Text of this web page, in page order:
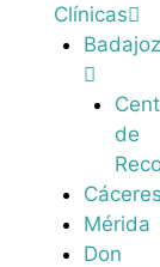
Clínicas
de
Mérida
Don